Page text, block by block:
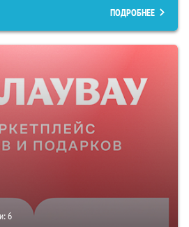
ПОДРОБНЕЕ
6